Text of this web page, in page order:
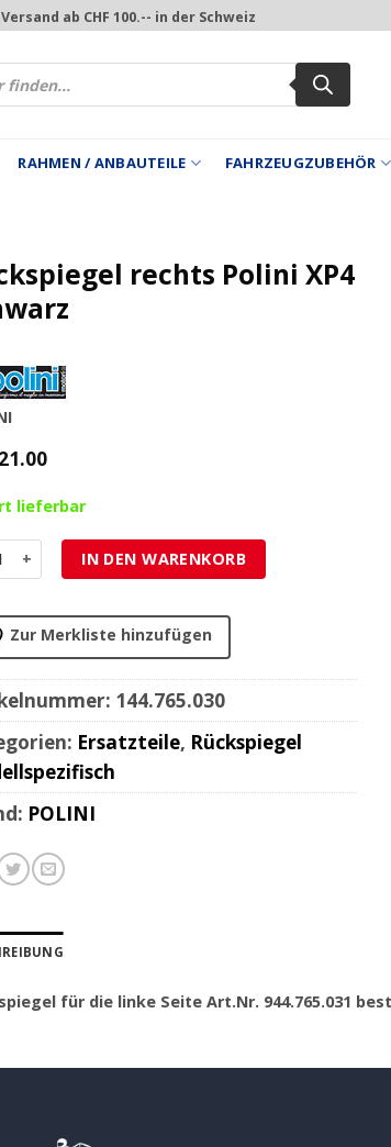
ab CHF 100.-- in der Schweiz
RAHMEN / ANBAUTEILE FAHRZEUGZUBEHÖR
rechts Polini XP4
21.00
lieferbar
rechts Polini XP4 schwarz Menge
IN DEN WARENKORB
Zur Merkliste hinzufügen
144.765.030
Ersatzteile, Rückspiegel
POLINI
für die linke Seite Art.Nr. 944.765.031